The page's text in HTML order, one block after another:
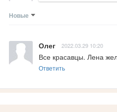
Новые
Олег 2022.03.29 10:20
Все красавцы. Лена
Ответить